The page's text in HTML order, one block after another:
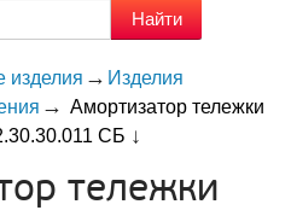
Изделия
Амортизатор тележки
СБ
тележки